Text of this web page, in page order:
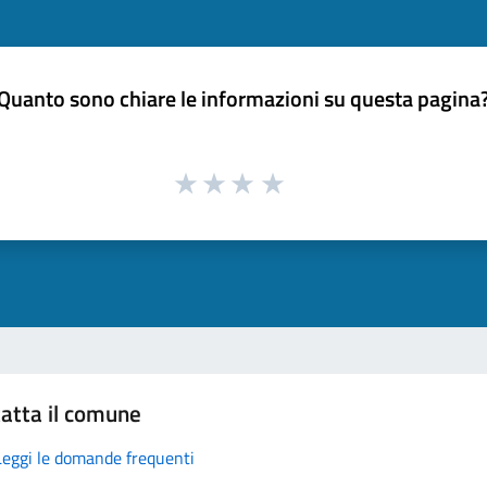
sono chiare le informazioni su questa
il comune
le domande frequenti